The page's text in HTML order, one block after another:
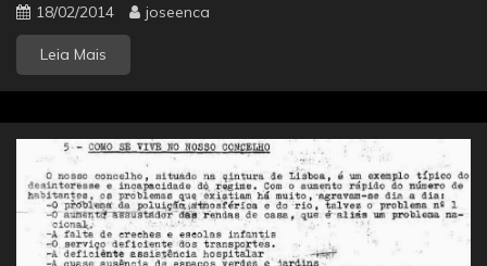
18/02/2014 joseenca
Leia Mais